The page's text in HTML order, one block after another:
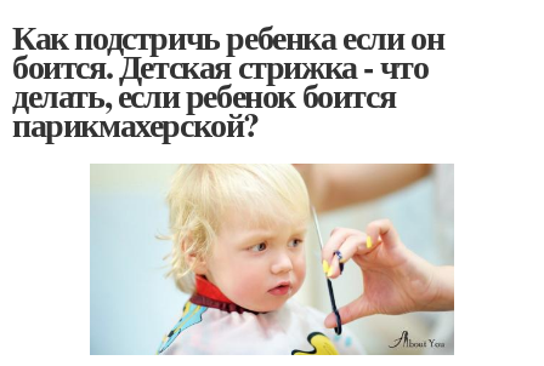
Как подстричь ребенка если он
боится. Детская стрижка - что
делать, если ребенок боится
парикмахерской?